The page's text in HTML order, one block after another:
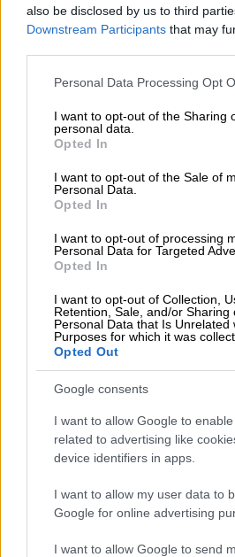
also be disclosed by us to third
Downstream Participants that may
Please note that this website/app
not limited to your visit or usage
grant or deny consent to Google
use your data for below specified
consent section.
Personal Data Processing Opt
I want to opt-out of the Sharing
personal data.
Opted In
I want to opt-out of the Sale of
Personal Data.
Opted In
I want to opt-out of processing
Personal Data for Targeted
Opted In
I want to opt-out of Collection,
Retention, Sale, and/or Sharing
Personal Data that Is Unrelated
Purposes for which it was
Opted Out
Google consents
I want to allow Google to
related to advertising like
device identifiers in apps.
I want to allow my user data to
Google for online advertising
I want to allow Google to send
Αναλυτικά οι
Πολιτική|21.01.2026 12:21
Νατσιός: Χαιρόμαστε
Καρυστιανού υιοθέτησε
Ας ανακοινώσει
Στο ζήτημα των
πρόσφατες δηλώσεις της
Καρυστιανού, αλλά και
μελλοντικής πολιτικής
αναφέρθηκε ο πρόεδρος